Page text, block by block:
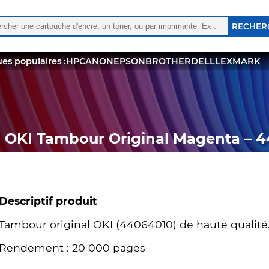
:
les résultats de l'auto-complétion sont disponibles,
populaires :HPCANONEPSONBROTHERDELLLEXMARK
OKI Tambour Original Magenta –
Descriptif produit
original OKI (44064010) de haute qualité.
Rendement : 20 000 pages